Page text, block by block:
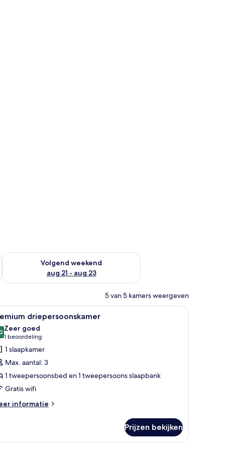
weekend aug 14 - aug 16
Volgend weekend
aug 21 - aug 23
De beschikbaarheid controleren voor volgend weekend aug
5 van 5 kamers weergeven
een stoel, een televisie en een kledingkast.Een moderne hotelkamer met een groot
7 driepersoonskamer
van 10
Zeer goed
1 beoordeling
(1
beoordeling)
1 slaapkamer
Max. aantal: 3
1 tweepersoonsbed en 1 tweepersoons slaapbank
Gratis wifi
informatie
Prijzen bekijken